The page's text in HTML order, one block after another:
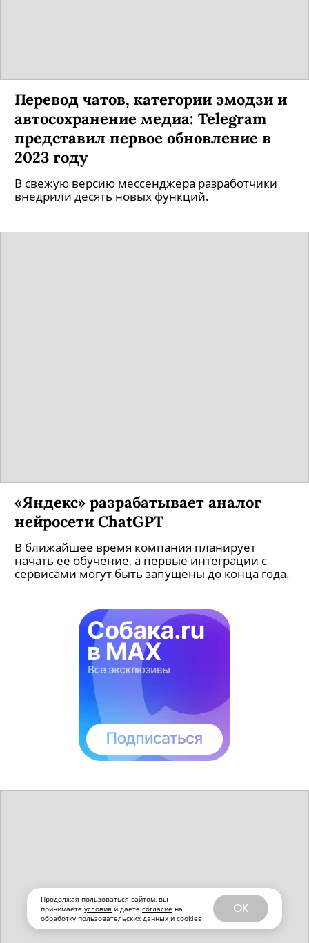
Продолжая пользоваться сайтом, вы
принимаете условия и даете согласие на
обработку пользовательских данных и cookies
OK
Перевод чатов, категории эмодзи и
автосохранение медиа: Telegram
представил первое обновление в
2023 году
В свежую версию мессенджера разработчики
внедрили десять новых функций.
«Яндекс» разрабатывает аналог
нейросети ChatGPT
В ближайшее время компания планирует
начать ее обучение, а первые интеграции с
сервисами могут быть запущены до конца года.